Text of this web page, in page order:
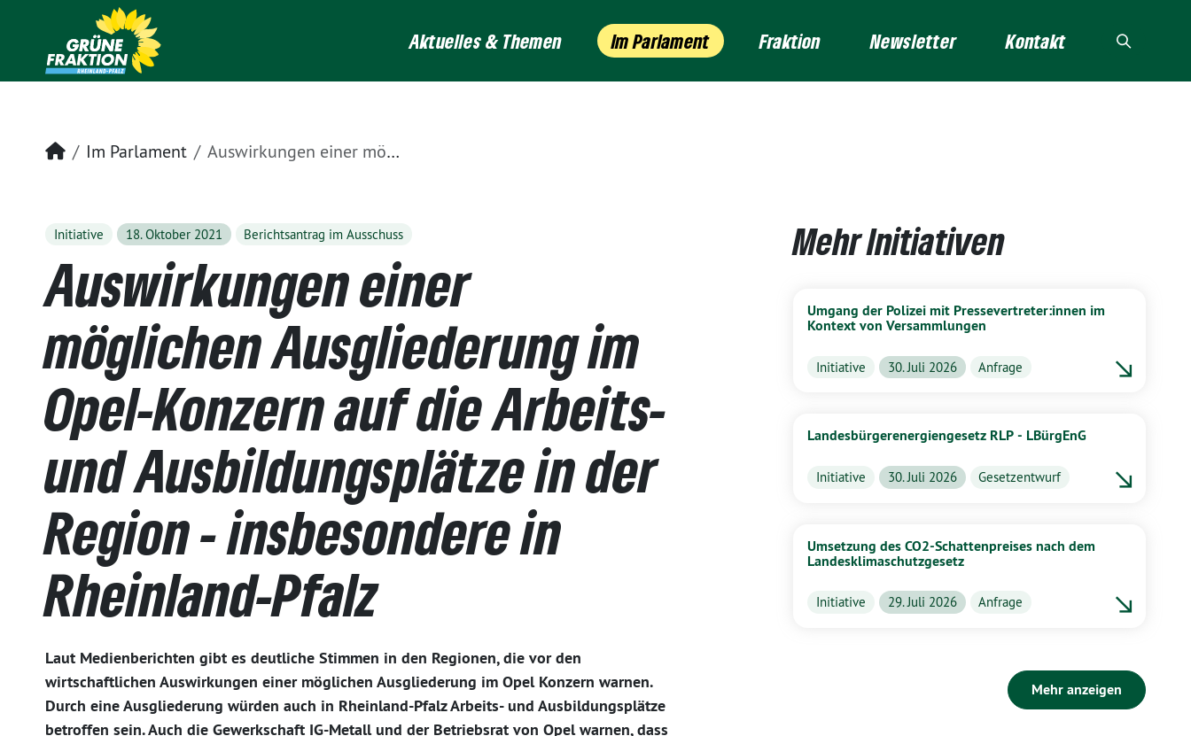
Aktuelles & Themen Im Parlament Fraktion Newsletter Kontakt
Startseite
Im Parlament Auswirkungen einer möglichen Ausgliederung im Opel-Konzern auf die Arbeits- und Ausbildungsplätze in der Region - insbesondere in Rheinland-Pfalz
Initiative 18. Oktober 2021 Berichtsantrag im Ausschuss
Auswirkungen einer
möglichen Ausgliederung im
Opel-Konzern auf die Arbeits-
und Ausbildungsplätze in der
Region - insbesondere in
Rheinland-Pfalz
Laut Medienberichten gibt es deutliche Stimmen in den Regionen, die vor den
wirtschaftlichen Auswirkungen einer möglichen Ausgliederung im Opel Konzern warnen.
Durch eine Ausgliederung würden auch in Rheinland-Pfalz Arbeits- und Ausbildungsplätze
betroffen sein. Auch die Gewerkschaft IG-Metall und der Betriebsrat von Opel warnen, dass
Mehr Initiativen
Umgang der Polizei mit Pressevertreter:innen im
Kontext von Versammlungen
Initiative 30. Juli 2026 Anfrage
Landesbürgerenergiengesetz RLP - LBürgEnG
Initiative 30. Juli 2026 Gesetzentwurf
Umsetzung des CO2-Schattenpreises nach dem
Landesklimaschutzgesetz
Initiative 29. Juli 2026 Anfrage
Mehr anzeigen